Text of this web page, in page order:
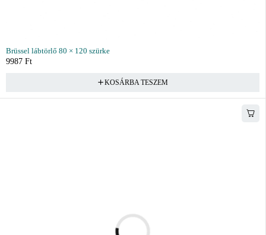
Brüssel lábtörlő 80 × 120 szürke
9987 Ft
KOSÁRBA TESZEM